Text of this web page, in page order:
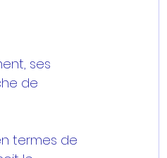
ses
de
termes de